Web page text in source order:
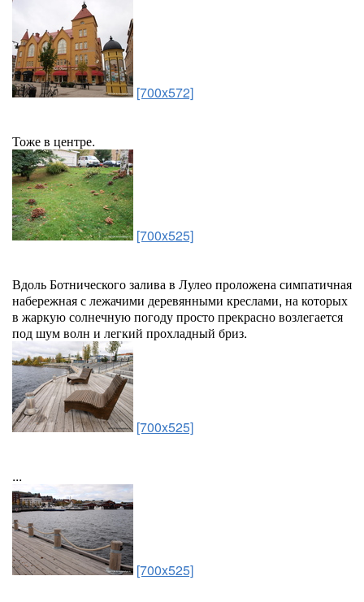
[700x572]
Тоже в центре.
[700x525]
Вдоль Ботнического залива в Лулео проложена симпатичная
набережная с лежачими деревянными креслами, на которых
в жаркую солнечную погоду просто прекрасно возлегается
под шум волн и легкий прохладный бриз.
[700x525]
...
[700x525]